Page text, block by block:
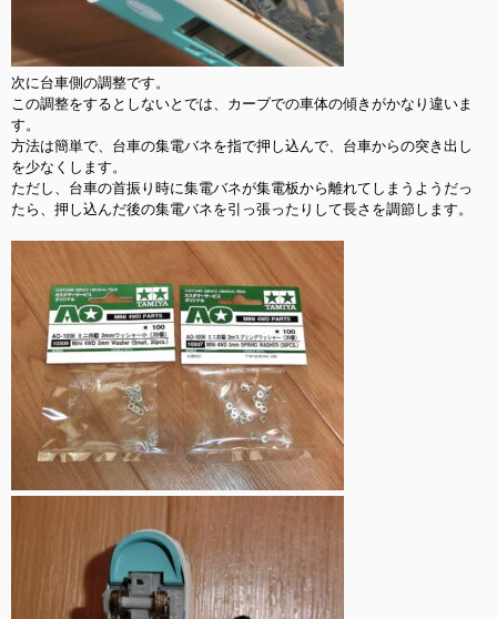
次に台車側の調整です。
この調整をするとしないとでは、カーブでの車体の傾きがかなり違いま
す。
方法は簡単で、台車の集電バネを指で押し込んで、台車からの突き出し
を少なくします。
ただし、台車の首振り時に集電バネが集電板から離れてしまうようだっ
たら、押し込んだ後の集電バネを引っ張ったりして長さを調節します。